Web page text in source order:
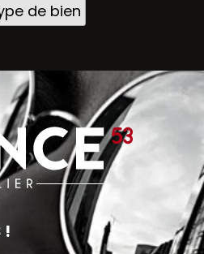
de bien
!